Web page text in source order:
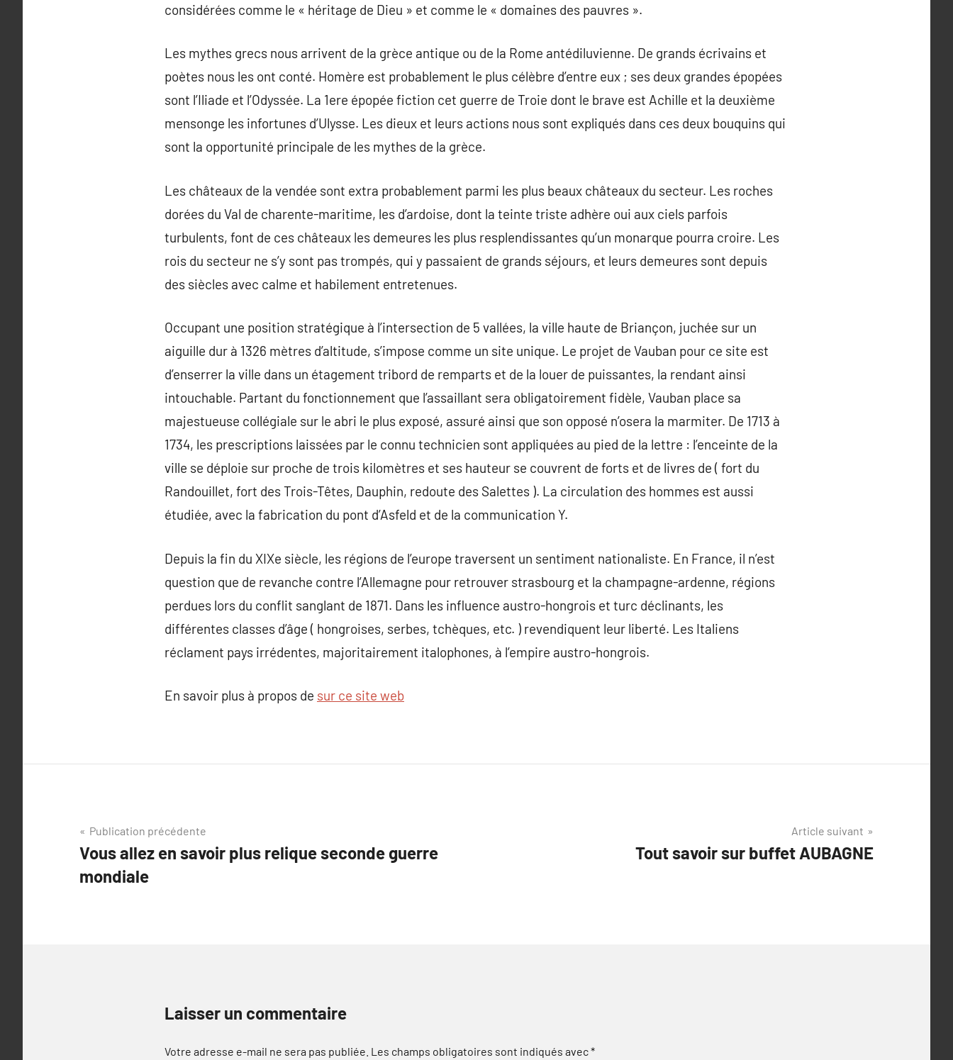
considérées comme le « héritage de Dieu » et comme le « domaines des pauvres ».
Les mythes grecs nous arrivent de la grèce antique ou de la Rome antédiluvienne. De grands écrivains et
poètes nous les ont conté. Homère est probablement le plus célèbre d’entre eux ; ses deux grandes épopées
sont l’Iliade et l’Odyssée. La 1ere épopée fiction cet guerre de Troie dont le brave est Achille et la deuxième
mensonge les infortunes d’Ulysse. Les dieux et leurs actions nous sont expliqués dans ces deux bouquins qui
sont la opportunité principale de les mythes de la grèce.
Les châteaux de la vendée sont extra probablement parmi les plus beaux châteaux du secteur. Les roches
dorées du Val de charente-maritime, les d’ardoise, dont la teinte triste adhère oui aux ciels parfois
turbulents, font de ces châteaux les demeures les plus resplendissantes qu’un monarque pourra croire. Les
rois du secteur ne s’y sont pas trompés, qui y passaient de grands séjours, et leurs demeures sont depuis
des siècles avec calme et habilement entretenues.
Occupant une position stratégique à l’intersection de 5 vallées, la ville haute de Briançon, juchée sur un
aiguille dur à 1326 mètres d’altitude, s’impose comme un site unique. Le projet de Vauban pour ce site est
d’enserrer la ville dans un étagement tribord de remparts et de la louer de puissantes, la rendant ainsi
intouchable. Partant du fonctionnement que l’assaillant sera obligatoirement fidèle, Vauban place sa
majestueuse collégiale sur le abri le plus exposé, assuré ainsi que son opposé n’osera la marmiter. De 1713 à
1734, les prescriptions laissées par le connu technicien sont appliquées au pied de la lettre : l’enceinte de la
ville se déploie sur proche de trois kilomètres et ses hauteur se couvrent de forts et de livres de ( fort du
Randouillet, fort des Trois-Têtes, Dauphin, redoute des Salettes ). La circulation des hommes est aussi
étudiée, avec la fabrication du pont d’Asfeld et de la communication Y.
Depuis la fin du XIXe siècle, les régions de l’europe traversent un sentiment nationaliste. En France, il n’est
question que de revanche contre l’Allemagne pour retrouver strasbourg et la champagne-ardenne, régions
perdues lors du conflit sanglant de 1871. Dans les influence austro-hongrois et turc déclinants, les
différentes classes d’âge ( hongroises, serbes, tchèques, etc. ) revendiquent leur liberté. Les Italiens
réclament pays irrédentes, majoritairement italophones, à l’empire austro-hongrois.
En savoir plus à propos de sur ce site web
Navigation
de
l’article
Publication précédente
Vous allez en savoir plus relique seconde guerre
mondiale
Article suivant
Tout savoir sur buffet AUBAGNE
Laisser un commentaire
Votre adresse e-mail ne sera pas publiée. Les champs obligatoires sont indiqués avec*